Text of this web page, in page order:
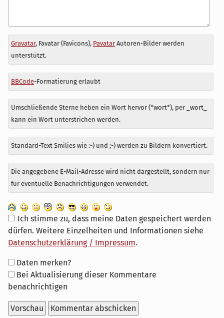
Antwort
zu
Gravatar, Favatar (Favicons), PavatarAutoren-Bilder werden
unterstützt.
BBCode-Formatierung erlaubt
Umschließende Sterne heben ein Wort hervor (*wort*), per _wort_
kann ein Wort unterstrichen werden.
Standard-Text Smilies wie :-) und ;-) werden zu Bildern konvertiert.
Die angegebene E-Mail-Adresse wird nicht dargestellt, sondern nur
für eventuelle Benachrichtigungen verwendet.
Ich stimme zu, dass meine Daten gespeichert werden
dürfen. Weitere Einzelheiten und Informationen siehe
Datenschutzerklärung / Impressum.
Formular-
Optionen
Daten merken?
Bei Aktualisierung dieser Kommentare
benachrichtigen